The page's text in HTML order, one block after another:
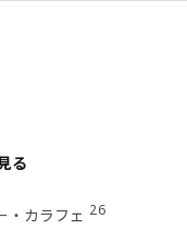
る
・カラフェ 26